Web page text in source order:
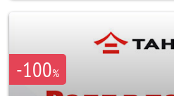
-100%